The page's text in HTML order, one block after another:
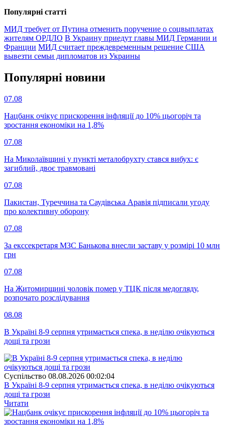
Популярнi статтi
МИД требует от Путина отменить поручение о соцвыплатах
жителям ОРДЛО В Украину приедут главы МИД Германии и
Франции МИД считает преждевременным решение США
вывезти семьи дипломатов из Украины
Популярнi новини
07.08
Нацбанк очікує прискорення інфляції до 10% цьогоріч та
зростання економіки на 1,8%
07.08
На Миколаївщині у пункті металобрухту стався вибух: є
загиблий, двоє травмовані
07.08
Пакистан, Туреччина та Саудівська Аравія підписали угоду
про колективну оборону
07.08
За екссекретаря МЗС Банькова внесли заставу у розмірі 10 млн
грн
07.08
На Житомирщині чоловік помер у ТЦК після медогляду,
розпочато розслідування
08.08
В Україні 8-9 серпня утримається спека, в неділю очікуються
дощі та грози
Суспiльство 08.08.2026 00:02:04
В Україні 8-9 серпня утримається спека, в неділю очікуються
дощі та грози
Читати